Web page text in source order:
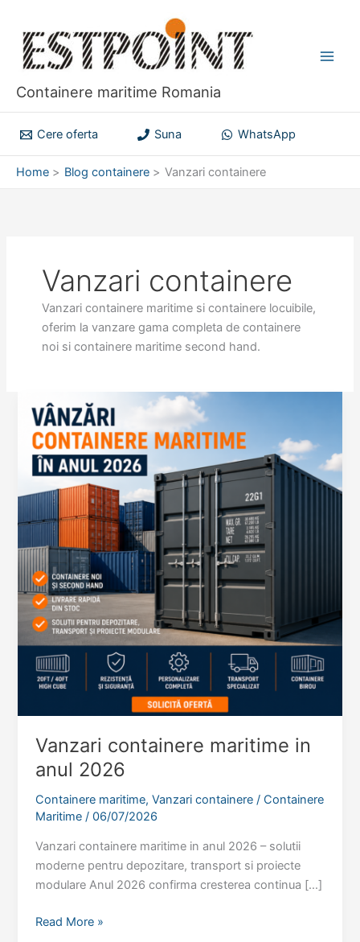
content
Containere maritime Romania
Cere oferta Suna WhatsApp
Home Blog containere Vanzari containere
Vanzari containere
Vanzari containere maritime si containere locuibile,
oferim la vanzare gama completa de containere
noi si containere maritime second hand.
Vanzari containere maritime in
anul 2026
Containere maritime,Vanzari containere / Containere
Maritime/06/07/2026
Vanzari containere maritime in anul 2026 – solutii
moderne pentru depozitare, transport si proiecte
modulare Anul 2026 confirma cresterea continua […]
Vanzari
Read More »